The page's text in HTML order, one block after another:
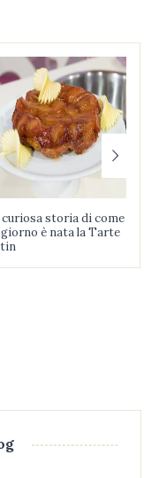
curiosa storia di come
è nata la Tarte